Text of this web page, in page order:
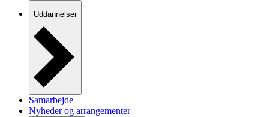
Uddannelser
Samarbejde
Nyheder og arrangementer